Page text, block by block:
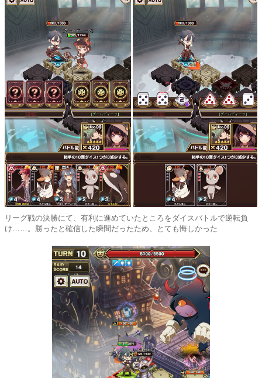
リーグ戦の決勝にて、有利に進めていたところをダイスバトルで逆転負
け……。勝ったと確信した瞬間だったため、とても悔しかった